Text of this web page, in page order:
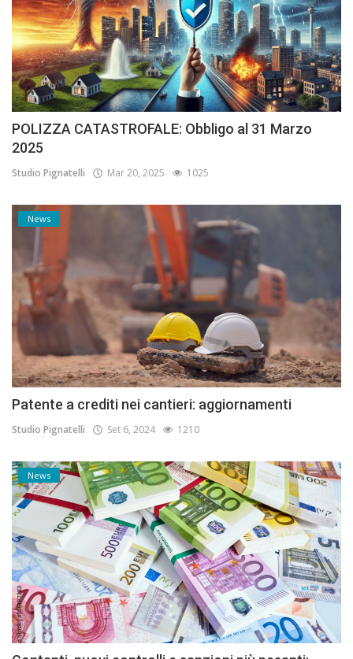
POLIZZA CATASTROFALE: Obbligo al 31 Marzo
2025
Studio Pignatelli Mar 20, 2025 1025
News
Patente a crediti nei cantieri: aggiornamenti
Studio Pignatelli Set 6, 2024 1210
News